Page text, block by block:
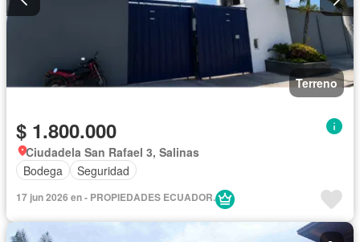
Terreno
$ 1.800.000
Ciudadela San Rafael 3, Salinas
Bodega
Seguridad
17 jun 2026 en - PROPIEDADES ECUADOR.